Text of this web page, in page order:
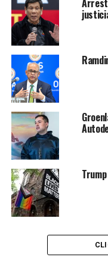
Largas filas para votar
Solo si son
Las cerca de medio
instaladas en el país
amplio dispositivo de
del Ejército, que
principalmente de la